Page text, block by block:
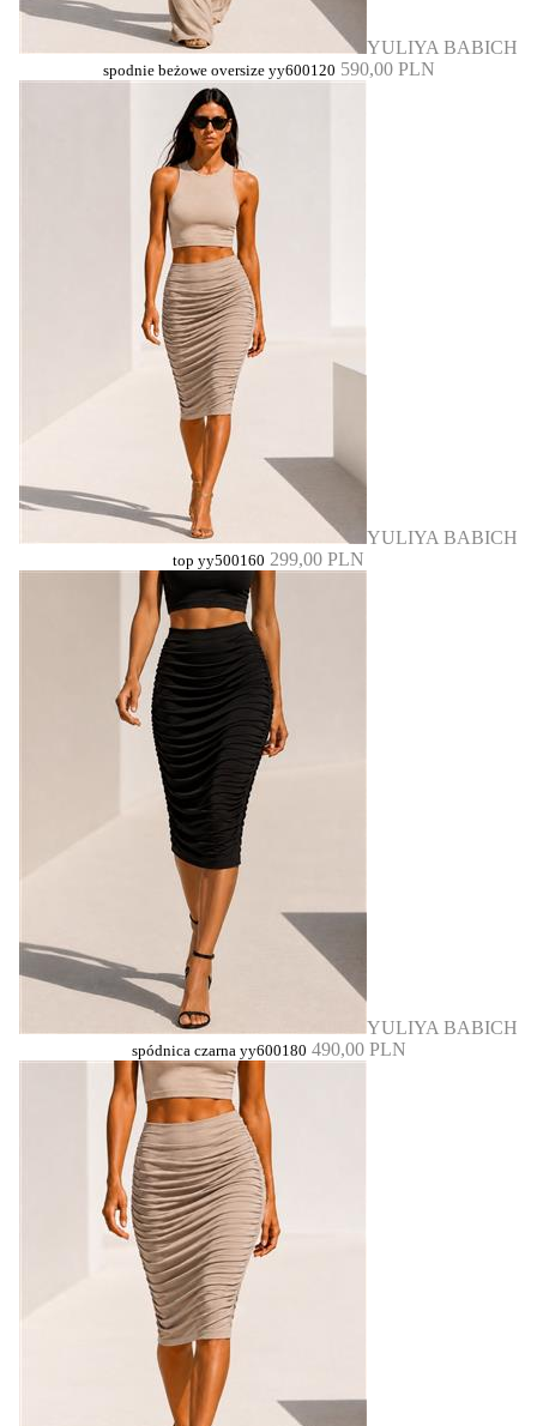
YULIYA BABICH
spodnie beżowe oversize yy600120 590,00 PLN
YULIYA BABICH
top yy500160 299,00 PLN
YULIYA BABICH
spódnica czarna yy600180 490,00 PLN